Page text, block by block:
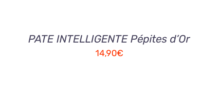
PATE INTELLIGENTE Pépites d’Or
14,90€